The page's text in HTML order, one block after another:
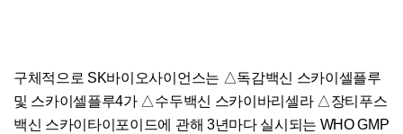
구체적으로 SK바이오사이언스는 △독감백신 스카이셀플루
및 스카이셀플루4가 △수두백신 스카이바리셀라 △장티푸스
백신 스카이타이포이드에 관해 3년마다 실시되는 WHO GMP